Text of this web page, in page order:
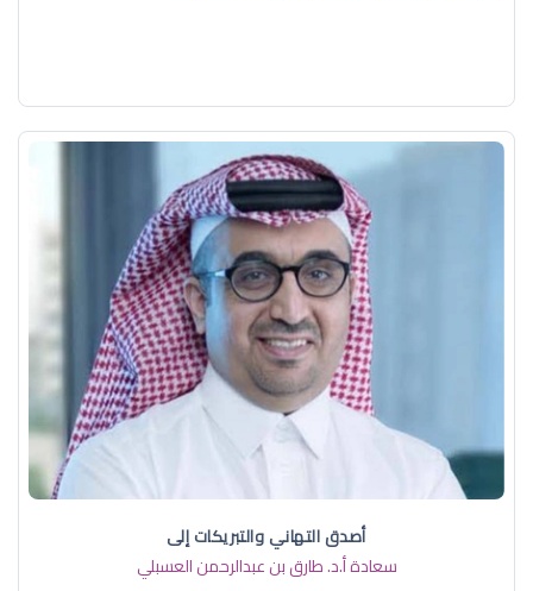
أصدق التهاني والتبريكات إلى
سعادة أ.د. ​طارق بن عبدالرحمن العسبلي